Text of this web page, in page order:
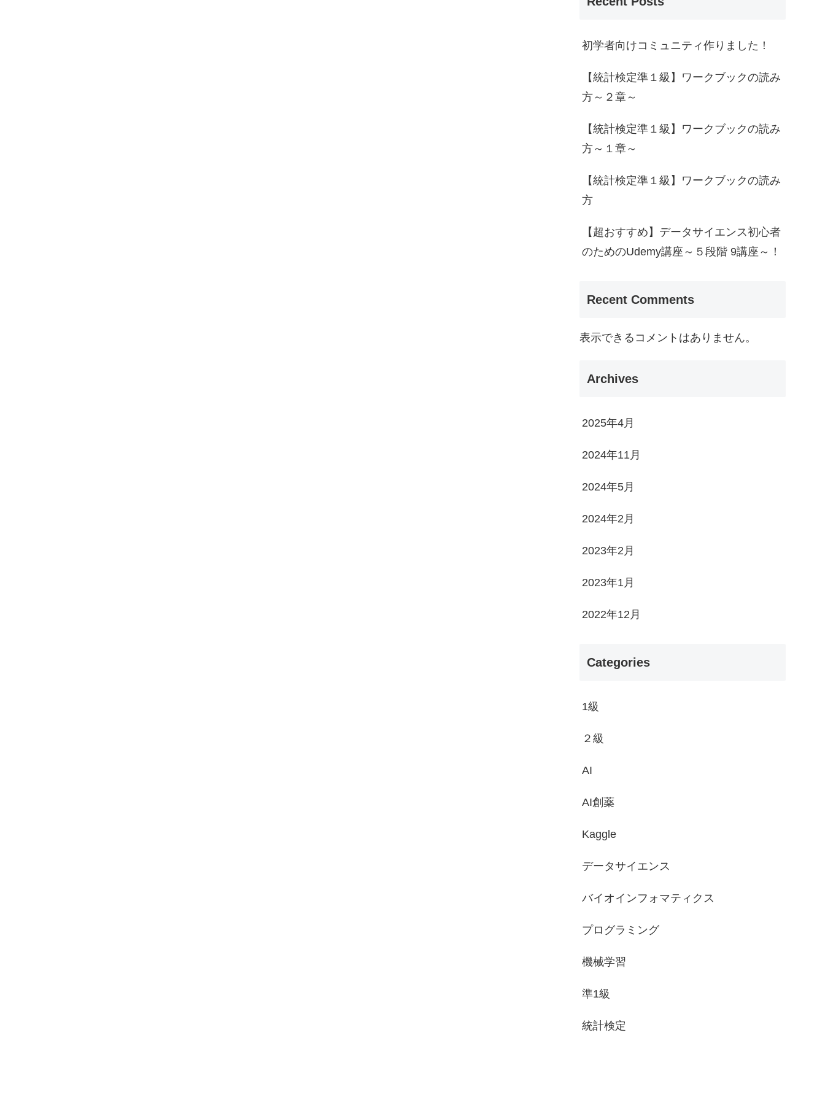
初学者向けコミュニティ作りました！
【統計検定準１級】ワークブックの読み
方～２章～
【統計検定準１級】ワークブックの読み
方～１章～
【統計検定準１級】ワークブックの読み
方
【超おすすめ】データサイエンス初心者
のためのUdemy講座～５段階 9講座～！
Recent Comments
表示できるコメントはありません。
Archives
2025年4月
2024年11月
2024年5月
2024年2月
2023年2月
2023年1月
2022年12月
Categories
1級
２級
AI
AI創薬
Kaggle
データサイエンス
バイオインフォマティクス
プログラミング
機械学習
準1級
統計検定